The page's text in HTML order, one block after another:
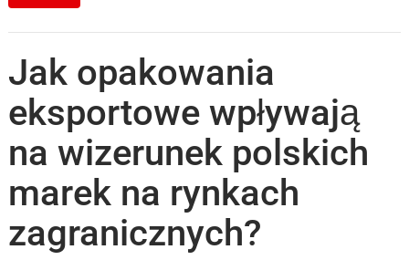
Jak opakowania
eksportowe wpływają
na wizerunek polskich
marek na rynkach
zagranicznych?